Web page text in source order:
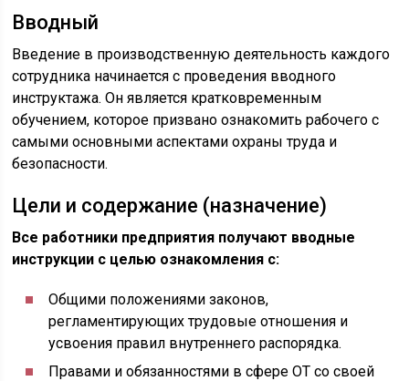
Вводный
Введение в производственную деятельность каждого
сотрудника начинается с проведения вводного
инструктажа. Он является кратковременным
обучением, которое призвано ознакомить рабочего с
самыми основными аспектами охраны труда и
безопасности.
Цели и содержание (назначение)
Все работники предприятия получают вводные
инструкции с целью ознакомления с:
Общими положениями законов,
регламентирующих трудовые отношения и
усвоения правил внутреннего распорядка.
Правами и обязанностями в сфере ОТ со своей